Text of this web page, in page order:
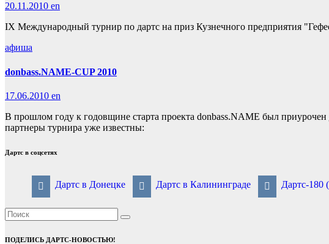
20.11.2010 en
IХ Международный турнир по дартс на приз Кузнечного предприятия
афиша
donbass.NAME-CUP 2010
17.06.2010 en
В прошлом году к годовщине старта проекта donbass.NAME был
партнеры турнира уже известны:
Дартс в соцсетях
Дартс в Донецке Дартс в Калининграде Дартс-180
ПОДЕЛИСЬ ДАРТС-НОВОСТЬЮ!